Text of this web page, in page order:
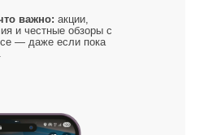
важно: акции,
и честные обзоры с
— даже если пока